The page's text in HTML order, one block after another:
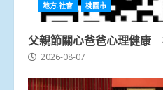
地方.社會 桃園市
父親節關心爸爸心理健康
2026-08-07